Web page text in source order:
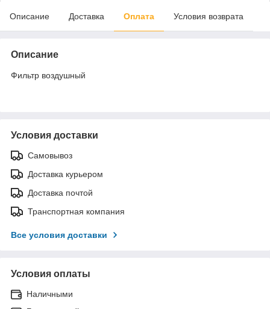
Описание Доставка Оплата Условия возврата
Описание
Фильтр воздушный
Условия доставки
Самовывоз
Доставка курьером
Доставка почтой
Транспортная компания
Все условия доставки
Условия оплаты
Наличными